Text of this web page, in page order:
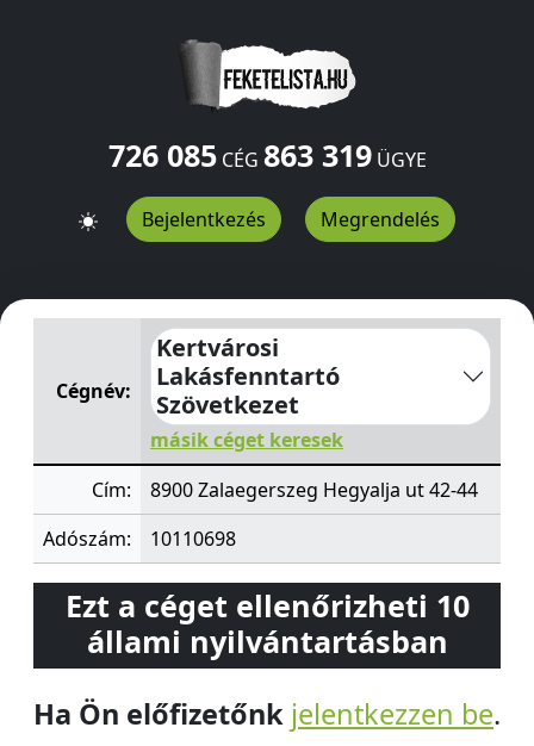
726 085CÉG 863 319ÜGYE
Bejelentkezés Megrendelés
Kertvárosi Lakásfenntartó SzövetkezetHegyalja ut 42-
Cégnév:
Kertvárosi
Lakásfenntartó
Szövetkezet
másik céget keresek
Cím:
8900 Zalaegerszeg Hegyalja ut 42-44
Adószám:
10110698
Ezt a céget ellenőrizheti 10
állami nyilvántartásban
Ha Ön előfizetőnk jelentkezzen be.